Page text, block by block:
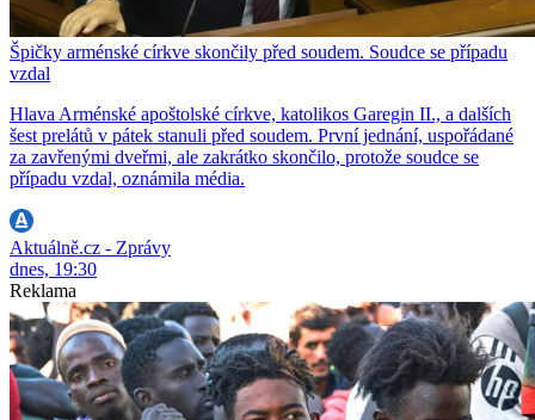
Špičky arménské církve skončily před soudem. Soudce se případu
vzdal
Hlava Arménské apoštolské církve, katolikos Garegin II., a dalších
šest prelátů v pátek stanuli před soudem. První jednání, uspořádané
za zavřenými dveřmi, ale zakrátko skončilo, protože soudce se
případu vzdal, oznámila média.
Aktuálně.cz - Zprávy
dnes, 19:30
Reklama